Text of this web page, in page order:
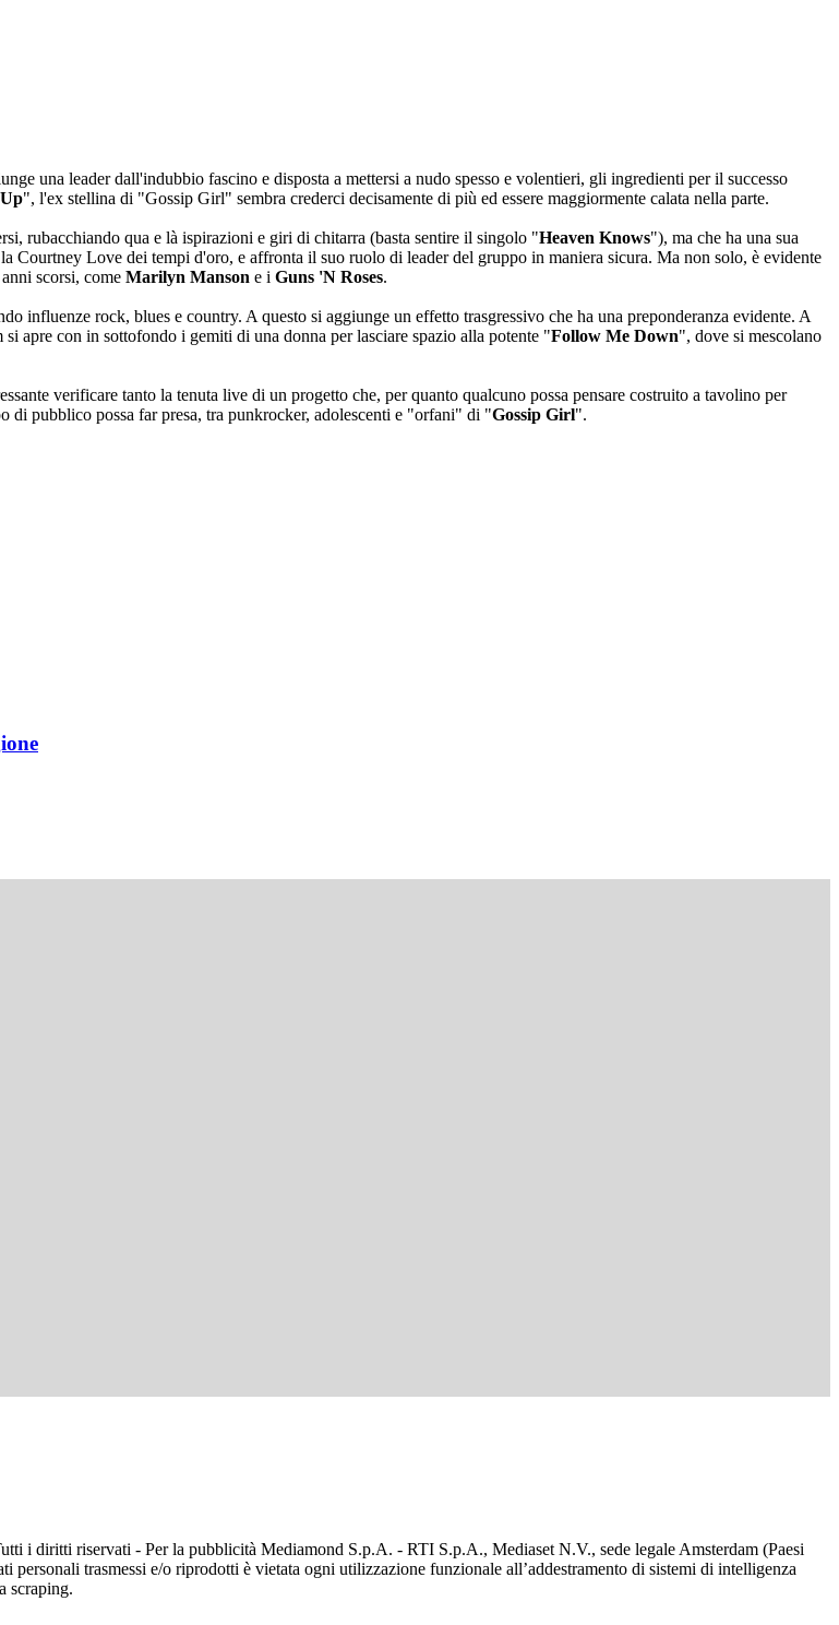
una leader dall'indubbio fascino e disposta a mettersi a nudo spesso e volentieri, gli ingredienti per il successo
", l'ex stellina di "Gossip Girl" sembra crederci decisamente di più ed essere maggiormente calata nella parte.
rubacchiando qua e là ispirazioni e giri di chitarra (basta sentire il singolo "Heaven Knows"), ma che ha una sua
Courtney Love dei tempi d'oro, e affronta il suo ruolo di leader del gruppo in maniera sicura. Ma non solo, è evidente
scorsi, come Marilyn Manson e i Guns 'N Roses.
influenze rock, blues e country. A questo si aggiunge un effetto trasgressivo che ha una preponderanza evidente. A
apre con in sottofondo i gemiti di una donna per lasciare spazio alla potente "Follow Me Down", dove si mescolano
verificare tanto la tenuta live di un progetto che, per quanto qualcuno possa pensare costruito a tavolino per
di pubblico possa far presa, tra punkrocker, adolescenti e "orfani" di "Gossip Girl".
i diritti riservati - Per la pubblicità Mediamond S.p.A. - RTI S.p.A., Mediaset N.V., sede legale Amsterdam (Paesi
personali trasmessi e/o riprodotti è vietata ogni utilizzazione funzionale all’addestramento di sistemi di intelligenza
scraping.